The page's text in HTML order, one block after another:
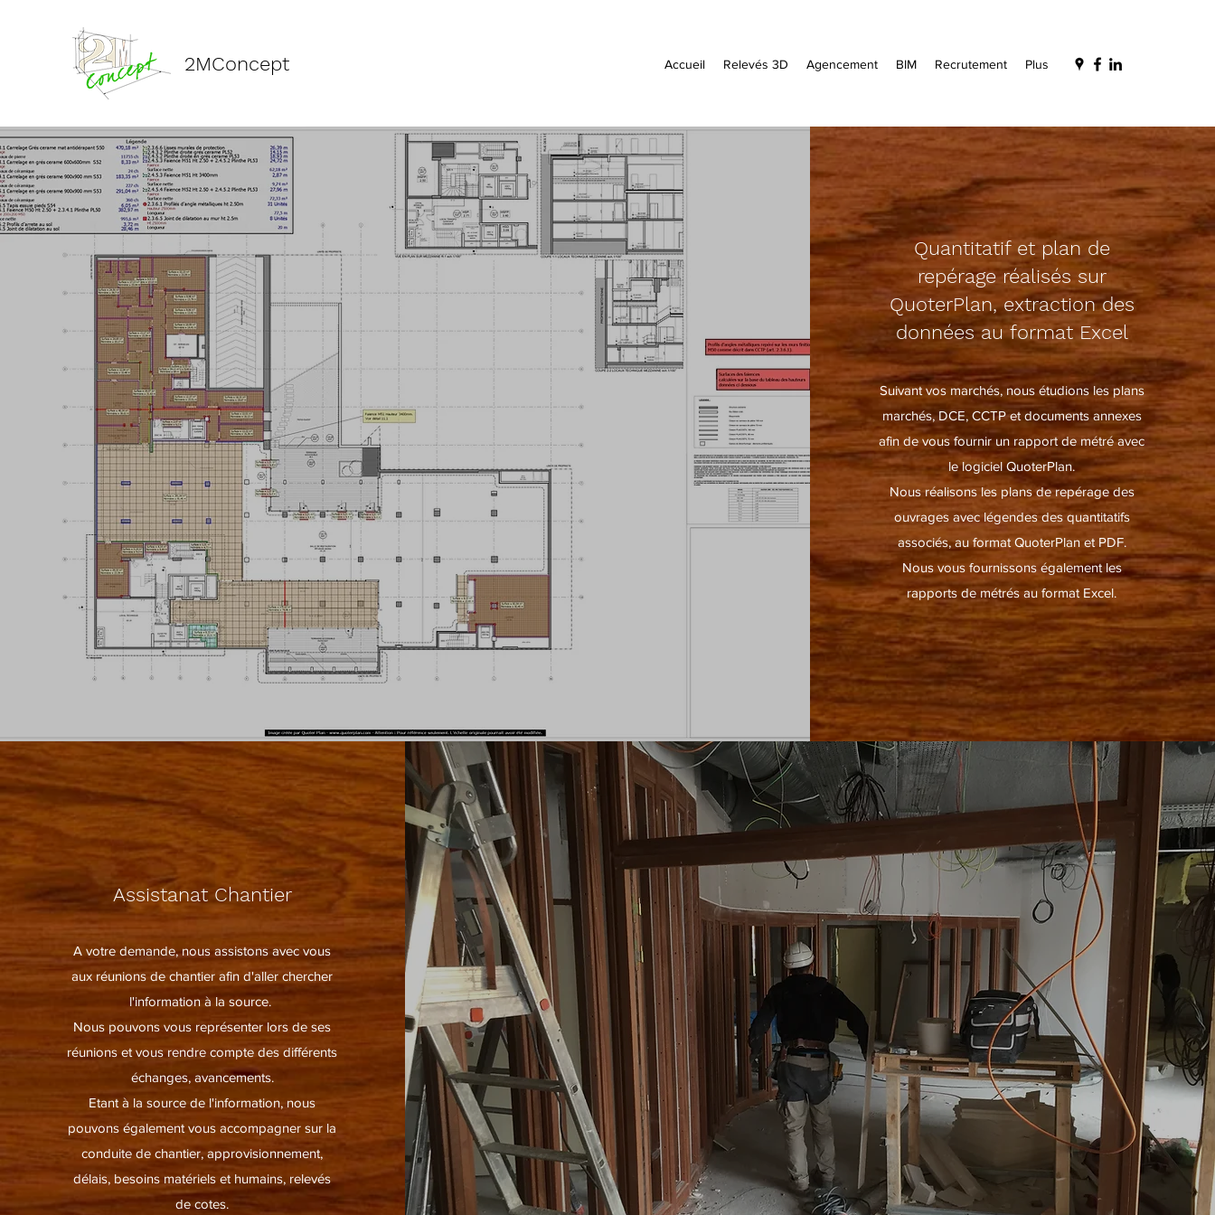
2MConcept Accueil Relevés 3D Agencement BIM Recrutement Plus
Quantitatif et plan de
repérage réalisés sur
QuoterPlan, extraction des
données au format Excel
Suivant vos marchés, nous étudions les plans
marchés, DCE, CCTP et documents annexes
afin de vous fournir un rapport de métré avec
le logiciel QuoterPlan.
Nous réalisons les plans de repérage des
ouvrages avec légendes des quantitatifs
associés, au format QuoterPlan et PDF.
Nous vous fournissons également les
rapports de métrés au format Excel.
Assistanat Chantier
A votre demande, nous assistons avec vous
aux réunions de chantier afin d'aller chercher
l'information à la source.
Nous pouvons vous représenter lors de ses
réunions et vous rendre compte des différents
échanges, avancements.
Etant à la source de l'information, nous
pouvons également vous accompagner sur la
conduite de chantier, approvisionnement,
délais, besoins matériels et humains, relevés
de cotes.